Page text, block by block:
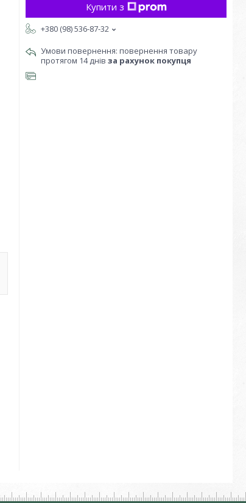
Купити з
+380 (98) 536-87-32
повернення товару
протягом 14 днів за рахунок покупця